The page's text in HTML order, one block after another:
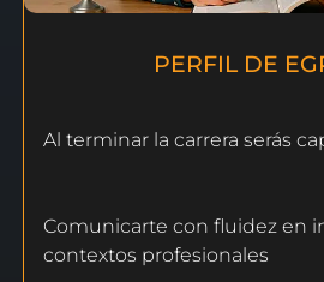
PERFIL DE
Al terminar la carrera serás
Comunicarte con fluidez en
contextos profesionales